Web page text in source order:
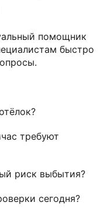
помощник
быстро
требуют
риск выбытия?
сегодня?